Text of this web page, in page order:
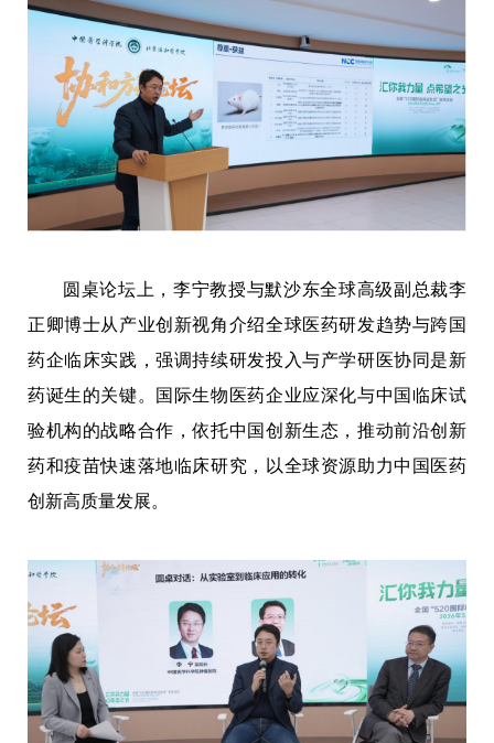
圆桌论坛上，李宁教授与默沙东全球高级副总裁李
正卿博士从产业创新视角介绍全球医药研发趋势与跨国
药企临床实践，强调持续研发投入与产学研医协同是新
药诞生的关键。国际生物医药企业应深化与中国临床试
验机构的战略合作，依托中国创新生态，推动前沿创新
药和疫苗快速落地临床研究，以全球资源助力中国医药
创新高质量发展。